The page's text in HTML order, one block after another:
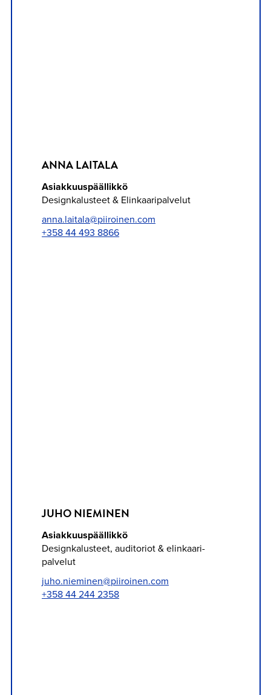
ANNA LAITALA
Asiakkuuspäällikkö
Designkalusteet & Elinkaari­palvelut
anna.laitala@piiroinen.com
+358 44 493 8866
JUHO NIEMINEN
Asiakkuuspäällikkö
Designkalusteet, auditoriot & elinkaari­
palvelut
juho.nieminen@piiroinen.com
+358 44 244 2358